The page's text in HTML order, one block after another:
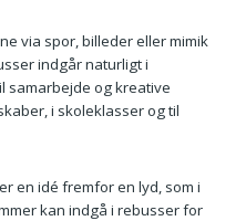
via spor, billeder eller mimik
indgår naturligt i
samarbejde og kreative
i skoleklasser og til
en idé fremfor en lyd, som i
kan indgå i rebusser for